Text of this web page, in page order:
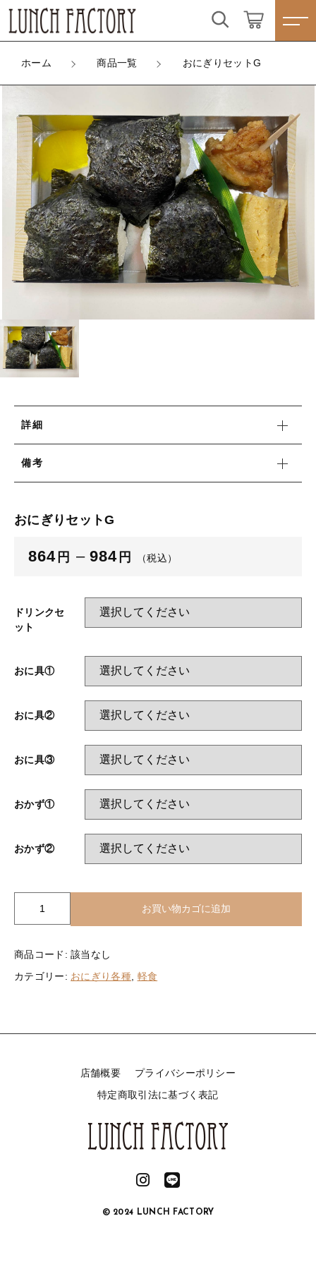
ホーム 商品一覧 おにぎりセットG
詳細
備考
おにぎりセットG
864 円 – 984 円 （税込）
ドリンクセ
ット
おに具①
おに具②
おに具③
おかず①
おかず②
り
ッ
お買い物カゴに追加
商品コード:該当なし
カテゴリー: おにぎり各種, 軽食
店舗概要
プライバシーポリシー
特定商取引法に基づく表記
© 2024 LUNCH FACTORY
カートに商品を追加しました
おにぎりセットG
おに具①
おに具②
おに具③
おかず①
おかず②
数量
（税込）
ログイン / 会員登録
すべての商品
ランチBOXタイプ☆人気商品☆
プレートタイプ
わっぱシリーズ
☆こだわり弁当☆
洋食エリーゼ×LUNCH FACTORY
日替り弁当タイプ
パン各種
軽食
キッズメニュー
ぶぶ漬け
オードブル
新着商品
お電話でのご注文
当店について
お知らせ
ブログ
ご利用ガイド
お問い合わせ
ランチBOXタイプ☆人気商品☆
プレートタイプ
わっぱシリーズ
☆季節味わう☆四季弁当
☆こだわり弁当☆
洋食エリーゼ×LUNCH FACTORY
幕ノ内弁当タイプ☆豊富な種類☆
日替り弁当タイプ
おにぎり各種
ポーク玉子おにぎり
軽食
その他メニュー
オードブル
こだわり検索
子カテゴリ
価格帯
～
その他
在庫あり セール